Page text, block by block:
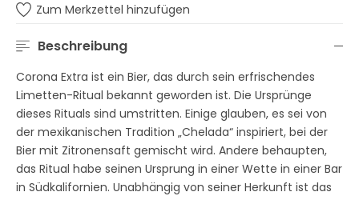
Zum Merkzettel hinzufügen
Beschreibung
Corona Extra ist ein Bier, das durch sein erfrischendes
Limetten-Ritual bekannt geworden ist. Die Ursprünge
dieses Rituals sind umstritten. Einige glauben, es sei von
der mexikanischen Tradition „Chelada“ inspiriert, bei der
Bier mit Zitronensaft gemischt wird. Andere behaupten,
das Ritual habe seinen Ursprung in einer Wette in einer Bar
in Südkalifornien. Unabhängig von seiner Herkunft ist das